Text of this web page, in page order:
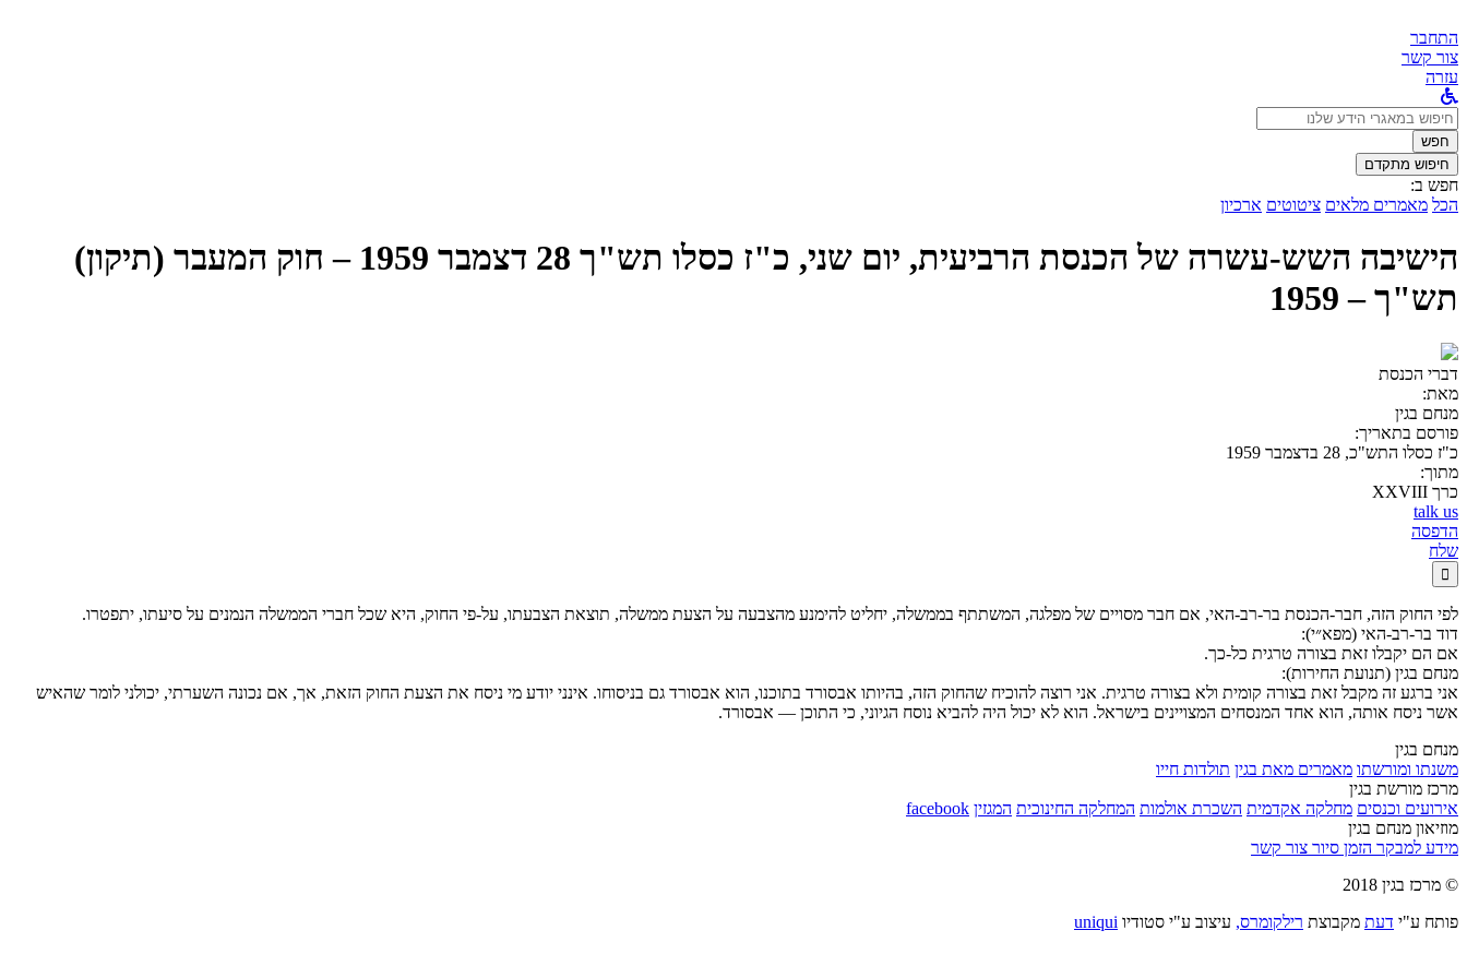
התחבר
צור קשר
עזרה
לחפש
ב:חפש
חיפוש מתקדם
חפש ב:
הכל מאמרים מלאים ציטוטים ארכיון
הישיבה השש-עשרה של הכנסת הרביעית, יום שני, כ"ז כסלו תש"ך 28 דצמבר 1959 – חוק המעבר (תיקון)
תש"ך – 1959
דברי הכנסת
מאת:
מנחם בגין
פורסם בתאריך:
כ"ז כסלו התש"כ, 28 בדצמבר 1959
מתוך:
כרך XXVIII
talk us
הדפסה
שלח

לפי החוק הזה, חבר-הכנסת בר-רב-האי, אם חבר מסויים של מפלגה, המשתתף בממשלה, יחליט להימנע מהצבעה על הצעת ממשלה, תוצאת הצבעתו, על-פי החוק, היא שכל חברי הממשלה הנמנים על סיעתו, יתפטרו.
דוד בר-רב-האי (מפא״י):
אם הם יקבלו זאת בצורה טרגית כל-כך.
מנחם בגין (תנועת החירות):
אני ברגע זה מקבל זאת בצורה קומית ולא בצורה טרגית. אני רוצה להוכיח שהחוק הזה, בהיותו אבסורד בתוכנו, הוא אבסורד גם בניסוחו. אינני יודע מי ניסח את הצעת החוק הזאת, אך, אם נכונה השערתי, יכולני לומר שהאיש
אשר ניסח אותה, הוא אחד המנסחים המצויינים בישראל. הוא לא יכול היה להביא נוסח הגיוני, כי התוכן — אבסורד.
מנחם בגין
משנתו ומורשתו מאמרים מאת בגין תולדות חייו
מרכז מורשת בגין
אירועים וכנסים מחלקה אקדמית השכרת אולמות המחלקה החינוכית המגזין facebook
מוזיאון מנחם בגין
מידע למבקר הזמן סיור צור קשר
© מרכז בגין 2018
פותח ע"י דעת מקבוצת רילקומרס, עיצוב ע"י סטודיו uniqui